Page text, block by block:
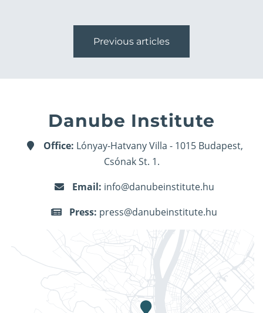
Previous articles
Danube Institute
Office: Lónyay-Hatvany Villa - 1015 Budapest,
Csónak St. 1.
Email: info@danubeinstitute.hu
Press: press@danubeinstitute.hu